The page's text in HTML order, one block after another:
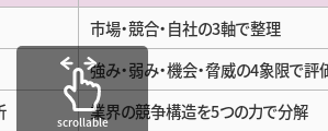
市場・競合・自社の3軸で整理
強み・弱み・機会・脅威の4象限で評
業界の競争構造を5つの力で分解
scrollable